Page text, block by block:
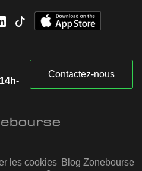
Contactez-nous
les cookies Blog Zonebourse